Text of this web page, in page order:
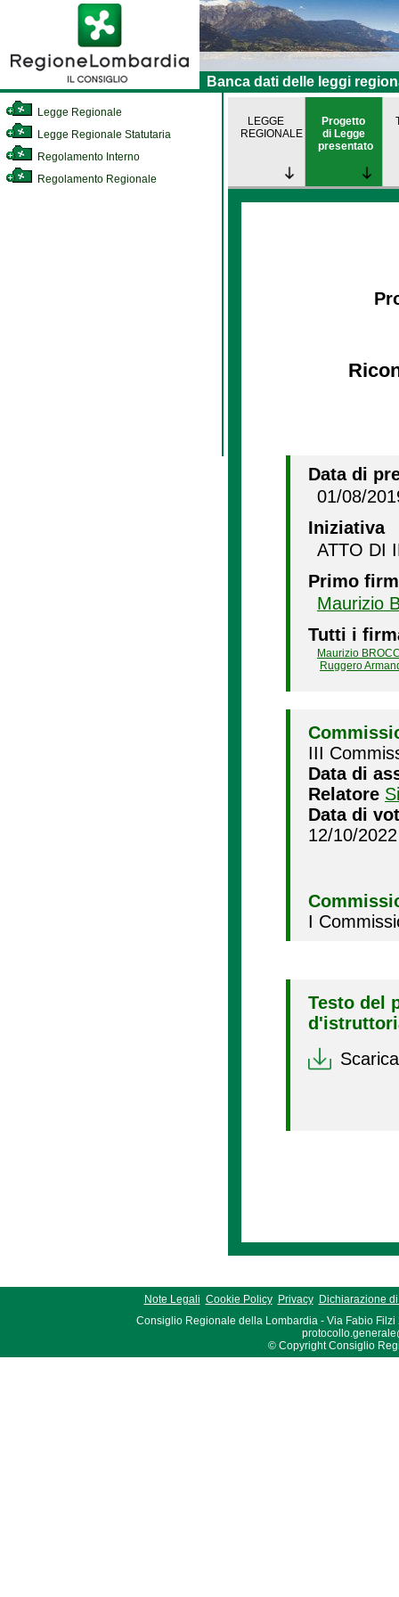
Banca dati delle leggi
Legge Regionale
Legge Regionale Statutaria
Regolamento Interno
Regolamento Regionale
LEGGE
REGIONALE
Progetto
di Legge
presentato
Data di
01/08/
Iniziativa
ATTO DI
Primo
Maurizio
Tutti i
Maurizio
Ruggero
III
Data di
Relatore
Data di
12/10/2022
I
Testo del
Note Legali Cookie Policy Privacy
Dichiarazione
Consiglio Regionale della Lombardia - Via Fabio Filzi
© Copyright Consiglio